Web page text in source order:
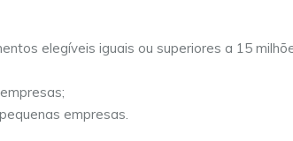
elegíveis iguais ou superiores a 15
empresas.